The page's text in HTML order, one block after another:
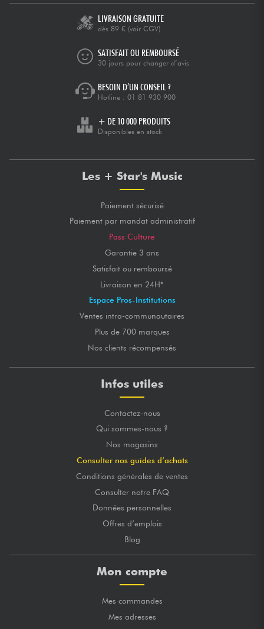
LIVRAISON GRATUITE
dès 89 € (voir CGV)
SATISFAIT OU REMBOURSÉ
30 jours pour changer d’avis
BESOIN D’UN CONSEIL ?
Hotline : 01 81 930 900
+ DE 10 000 PRODUITS
Disponibles en stock
Les + Star's Music
Paiement sécurisé
Paiement par mandat administratif
Pass Culture
Garantie 3 ans
Satisfait ou remboursé
Livraison en 24H*
Espace Pros-Institutions
Ventes intra-communautaires
Plus de 700 marques
Nos clients récompensés
Infos utiles
Contactez-nous
Qui sommes-nous ?
Nos magasins
Consulter nos guides d’achats
Conditions générales de ventes
Consulter notre FAQ
Données personnelles
Offres d’emplois
Blog
Mon compte
Mes commandes
Mes adresses